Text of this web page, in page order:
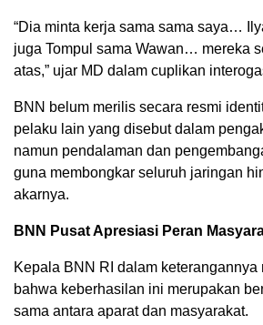
“Dia minta kerja sama sama saya…
juga Tompul sama Wawan… mereka
atas,” ujar MD dalam cuplikan
BNN belum merilis secara resmi
pelaku lain yang disebut dalam
namun pendalaman dan
guna membongkar seluruh jaringan
akarnya.
BNN Pusat Apresiasi Peran
Kepala BNN RI dalam keterangannya
bahwa keberhasilan ini merupakan
sama antara aparat dan masyarakat.